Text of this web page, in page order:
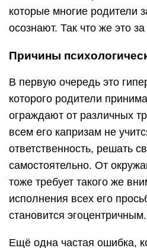
которые многие родители
осознают. Так что же это
Причины
В первую очередь это
которого родители
ограждают от различных
всем его капризам не
ответственность, решать
самостоятельно. От
тоже требует такого же
исполнения всех его
становится эгоцентричным.
Ещё одна частая ошибка,